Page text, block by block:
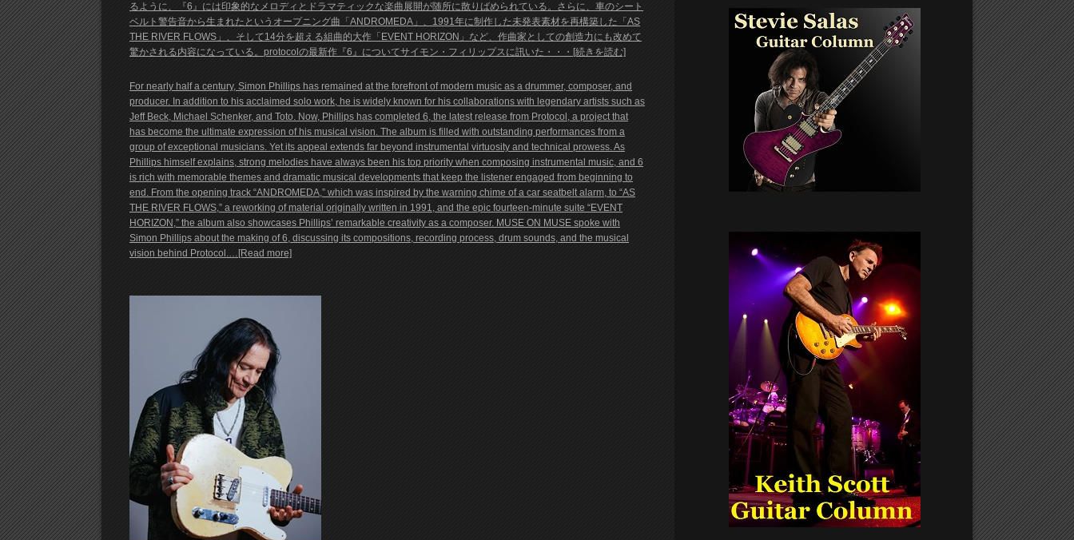
るように、『6』には印象的なメロディとドラマティックな楽曲展開が随所に散りばめられている。さらに、車のシート
ベルト警告音から生まれたというオープニング曲「ANDROMEDA」、1991年に制作した未発表素材を再構築した「AS
THE RIVER FLOWS」、そして14分を超える組曲的大作「EVENT HORIZON」など、作曲家としての創造力にも改めて
驚かされる内容になっている。protocolの最新作『6』についてサイモン・フィリップスに訊いた・・・[続きを読む]
For nearly half a century, Simon Phillips has remained at the forefront of modern music as a drummer, composer, and
producer. In addition to his acclaimed solo work, he is widely known for his collaborations with legendary artists such as
Jeff Beck, Michael Schenker, and Toto. Now, Phillips has completed 6, the latest release from Protocol, a project that
has become the ultimate expression of his musical vision. The album is filled with outstanding performances from a
group of exceptional musicians. Yet its appeal extends far beyond instrumental virtuosity and technical prowess. As
Phillips himself explains, strong melodies have always been his top priority when composing instrumental music, and 6
is rich with memorable themes and dramatic musical developments that keep the listener engaged from beginning to
end. From the opening track “ANDROMEDA,” which was inspired by the warning chime of a car seatbelt alarm, to “AS
THE RIVER FLOWS,” a reworking of material originally written in 1991, and the epic fourteen-minute suite “EVENT
HORIZON,” the album also showcases Phillips’ remarkable creativity as a composer. MUSE ON MUSE spoke with
Simon Phillips about the making of 6, discussing its compositions, recording process, drum sounds, and the musical
vision behind Protocol.…[Read more]